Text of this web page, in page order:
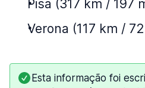
Pisa (317 km / 197
Verona (117 km /
Esta informação foi